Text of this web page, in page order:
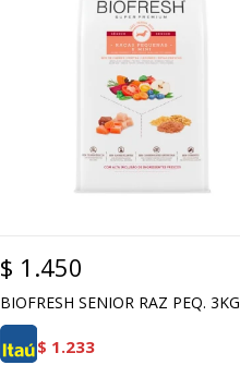
$ 1.450
BIOFRESH SENIOR RAZ PEQ. 3KG
$ 1.233